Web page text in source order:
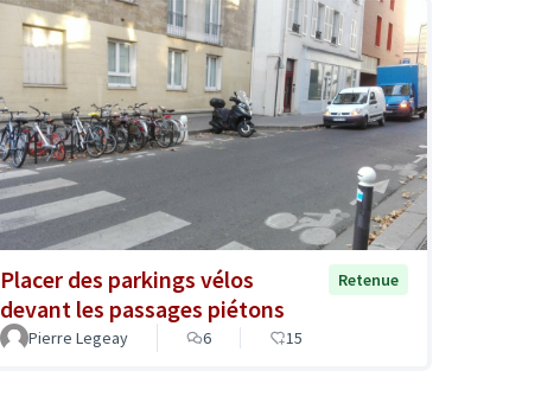
Placer des parkings vélos
devant les passages piétons
Retenue
Pierre Legeay 6 15